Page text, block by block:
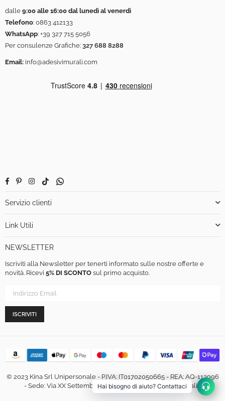
dalle 9:00 alle 16:00 dal lunedì al venerdì
Telefono: 0863 412133
WhatsApp: +39 327 715 5056
Per consulenze Grafiche: 327 688 8288
Email: info@adesivimurali.com
FacebookPinterestInstagram
TikTokWhatsapp
Servizio clienti
Link Utili
NEWSLETTER
Iscriviti alla Newsletter per tenerti informato sulle nostre offerte e
novità. Ricevi 5% DI SCONTO sul primo acquisto.
ISCRIVITI
© 2023 Kina Srl Unipersonale - P.IVA: IT01702050665 - REA: AQ-113996
- Sede: Via XX Settembre, 460, 67051 Avezzano (AQ) - Italia
Hai bisogno di aiuto? Contattaci